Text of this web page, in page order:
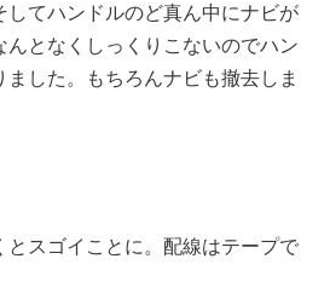
してハンドルのど真ん中にナビが
んとなくしっくりこないのでハン
ました。もちろんナビも撤去しま
とスゴイことに。配線はテープで